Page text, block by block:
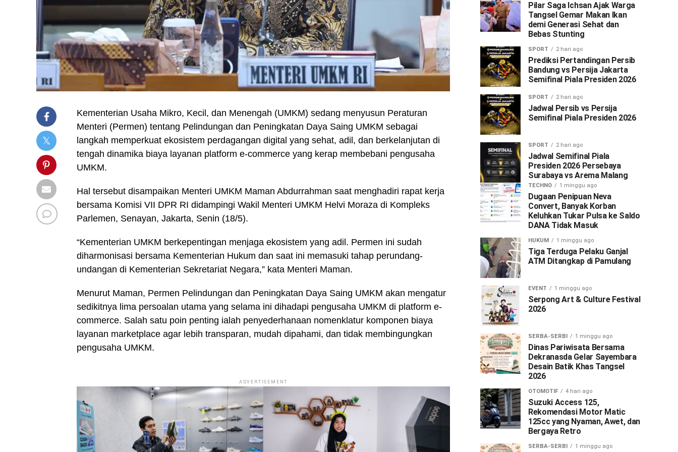
Kementerian Usaha Mikro, Kecil, dan Menengah (UMKM) sedang menyusun Peraturan
Menteri (Permen) tentang Pelindungan dan Peningkatan Daya Saing UMKM sebagai
langkah memperkuat ekosistem perdagangan digital yang sehat, adil, dan berkelanjutan di
tengah dinamika biaya layanan platform e-commerce yang kerap membebani pengusaha
UMKM.
Hal tersebut disampaikan Menteri UMKM Maman Abdurrahman saat menghadiri rapat kerja
bersama Komisi VII DPR RI didampingi Wakil Menteri UMKM Helvi Moraza di Kompleks
Parlemen, Senayan, Jakarta, Senin (18/5).
“Kementerian UMKM berkepentingan menjaga ekosistem yang adil. Permen ini sudah
diharmonisasi bersama Kementerian Hukum dan saat ini memasuki tahap perundang-
undangan di Kementerian Sekretariat Negara,” kata Menteri Maman.
Menurut Maman, Permen Pelindungan dan Peningkatan Daya Saing UMKM akan mengatur
sedikitnya lima persoalan utama yang selama ini dihadapi pengusaha UMKM di platform e-
commerce. Salah satu poin penting ialah penyederhanaan nomenklatur komponen biaya
layanan marketplace agar lebih transparan, mudah dipahami, dan tidak membingungkan
pengusaha UMKM.
ADVERTISEMENT
Pilar Saga Ichsan Ajak Warga
Tangsel Gemar Makan Ikan
demi Generasi Sehat dan
Bebas Stunting
SPORT 2 hari ago
Prediksi Pertandingan Persib
Bandung vs Persija Jakarta
Semifinal Piala Presiden 2026
SPORT 2 hari ago
Jadwal Persib vs Persija
Semifinal Piala Presiden 2026
SPORT 2 hari ago
Jadwal Semifinal Piala
Presiden 2026 Persebaya
Surabaya vs Arema Malang
TECHNO 1 minggu ago
Dugaan Penipuan Neva
Convert, Banyak Korban
Keluhkan Tukar Pulsa ke Saldo
DANA Tidak Masuk
HUKUM 1 minggu ago
Tiga Terduga Pelaku Ganjal
ATM Ditangkap di Pamulang
EVENT 1 minggu ago
Serpong Art & Culture Festival
2026
SERBA-SERBI 1 minggu ago
Dinas Pariwisata Bersama
Dekranasda Gelar Sayembara
Desain Batik Khas Tangsel
2026
OTOMOTIF 4 hari ago
Suzuki Access 125,
Rekomendasi Motor Matic
125cc yang Nyaman, Awet, dan
Bergaya Retro
SERBA-SERBI 1 minggu ago